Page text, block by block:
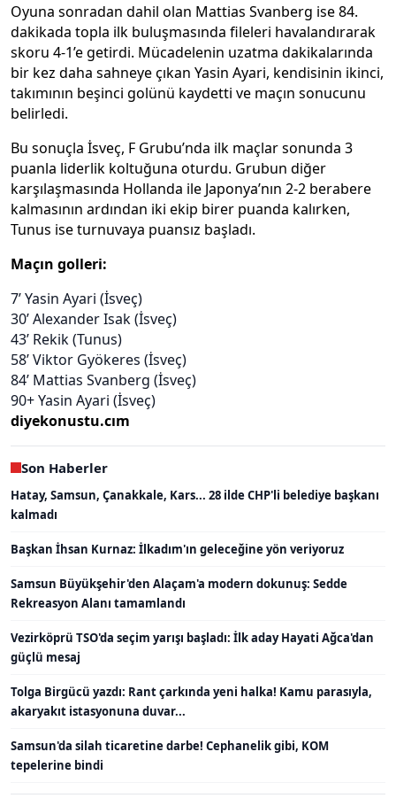
Oyuna sonradan dahil olan Mattias Svanberg ise 84.
dakikada topla ilk buluşmasında fileleri havalandırarak
skoru 4-1’e getirdi. Mücadelenin uzatma dakikalarında
bir kez daha sahneye çıkan Yasin Ayari, kendisinin ikinci,
takımının beşinci golünü kaydetti ve maçın sonucunu
belirledi.
Bu sonuçla İsveç, F Grubu’nda ilk maçlar sonunda 3
puanla liderlik koltuğuna oturdu. Grubun diğer
karşılaşmasında Hollanda ile Japonya’nın 2-2 berabere
kalmasının ardından iki ekip birer puanda kalırken,
Tunus ise turnuvaya puansız başladı.
Maçın golleri:
7’ Yasin Ayari (İsveç)
30’ Alexander Isak (İsveç)
43’ Rekik (Tunus)
58’ Viktor Gyökeres (İsveç)
84’ Mattias Svanberg (İsveç)
90+ Yasin Ayari (İsveç)
diyekonustu.cım
Son Haberler
Hatay, Samsun, Çanakkale, Kars... 28 ilde CHP'li belediye başkanı
kalmadı
Başkan İhsan Kurnaz: İlkadım'ın geleceğine yön veriyoruz
Samsun Büyükşehir'den Alaçam'a modern dokunuş: Sedde
Rekreasyon Alanı tamamlandı
Vezirköprü TSO'da seçim yarışı başladı: İlk aday Hayati Ağca'dan
güçlü mesaj
Tolga Birgücü yazdı: Rant çarkında yeni halka! Kamu parasıyla,
akaryakıt istasyonuna duvar...
Samsun'da silah ticaretine darbe! Cephanelik gibi, KOM
tepelerine bindi